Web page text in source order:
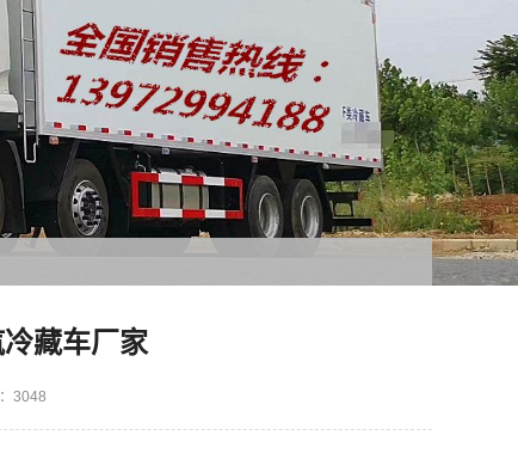
藏车厂家
3048